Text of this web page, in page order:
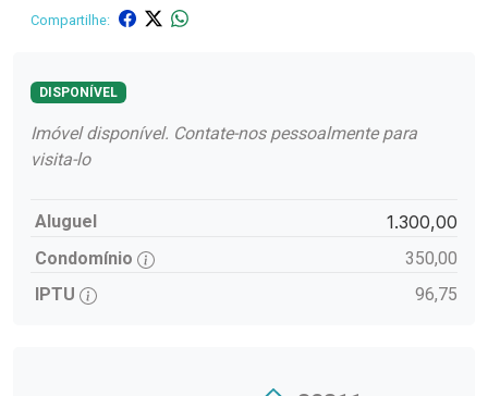
Compartilhe:
DISPONÍVEL
Imóvel disponível. Contate-nos pessoalmente para
visita-lo
Aluguel 1.300,00
Condomínio
350,00
IPTU
96,75